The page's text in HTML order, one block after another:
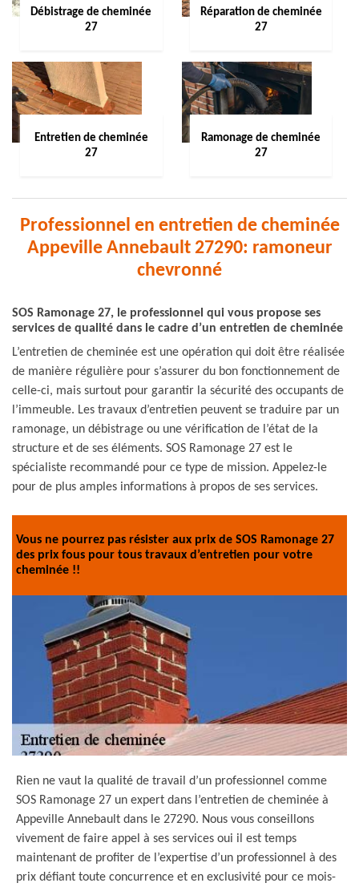
Débistrage de cheminée
27
Réparation de cheminée
27
Entretien de cheminée
27
Ramonage de cheminée
27
Professionnel en entretien de cheminée
Appeville Annebault 27290: ramoneur
chevronné
SOS Ramonage 27, le professionnel qui vous propose ses
services de qualité dans le cadre d’un entretien de cheminée
L’entretien de cheminée est une opération qui doit être réalisée
de manière régulière pour s’assurer du bon fonctionnement de
celle-ci, mais surtout pour garantir la sécurité des occupants de
l’immeuble. Les travaux d’entretien peuvent se traduire par un
ramonage, un débistrage ou une vérification de l’état de la
structure et de ses éléments. SOS Ramonage 27 est le
spécialiste recommandé pour ce type de mission. Appelez-le
pour de plus amples informations à propos de ses services.
Vous ne pourrez pas résister aux prix de SOS Ramonage 27
des prix fous pour tous travaux d’entretien pour votre
cheminée !!
Rien ne vaut la qualité de travail d’un professionnel comme
SOS Ramonage 27 un expert dans l’entretien de cheminée à
Appeville Annebault dans le 27290. Nous vous conseillons
vivement de faire appel à ses services oui il est temps
maintenant de profiter de l’expertise d’un professionnel à des
prix défiant toute concurrence et en exclusivité pour ce mois-